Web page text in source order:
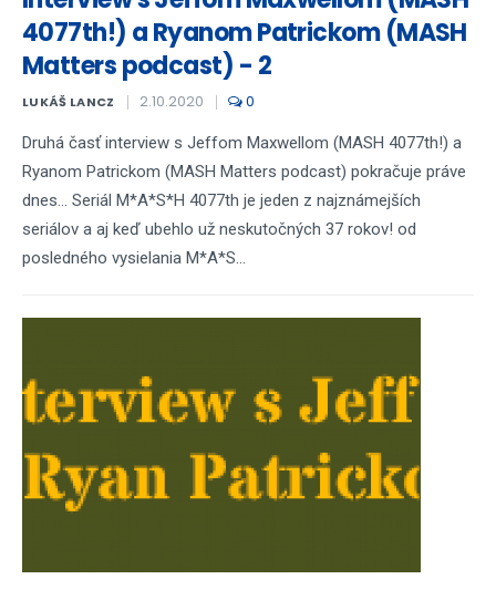
4077th!) a Ryanom Patrickom (MASH
Matters podcast) - 2
LUKÁŠ LANCZ 2.10.2020 0
Druhá časť interview s Jeffom Maxwellom (MASH 4077th!) a
Ryanom Patrickom (MASH Matters podcast) pokračuje práve
dnes... Seriál M*A*S*H 4077th je jeden z najznámejších
seriálov a aj keď ubehlo už neskutočných 37 rokov! od
posledného vysielania M*A*S...